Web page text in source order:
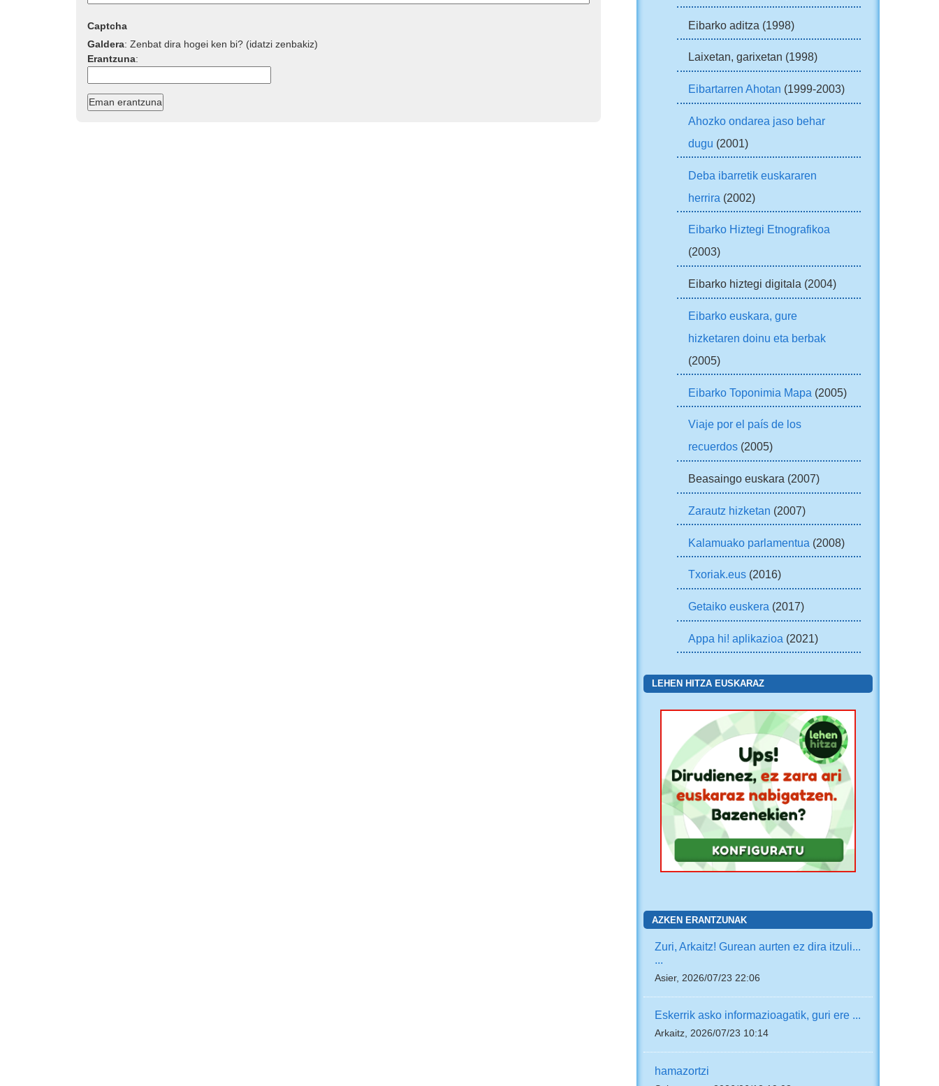
Captcha
Galdera:Zenbat dira hogei ken bi? (idatzi zenbakiz)
Erantzuna:
Eibarko aditza (1998)
Laixetan, garixetan (1998)
Eibartarren Ahotan (1999-2003)
Ahozko ondarea jaso behar
dugu (2001)
Deba ibarretik euskararen
herrira (2002)
Eibarko Hiztegi Etnografikoa
(2003)
Eibarko hiztegi digitala (2004)
Eibarko euskara, gure
hizketaren doinu eta berbak
(2005)
Eibarko Toponimia Mapa (2005)
Viaje por el país de los
recuerdos (2005)
Beasaingo euskara (2007)
Zarautz hizketan (2007)
Kalamuako parlamentua (2008)
Txoriak.eus (2016)
Getaiko euskera (2017)
Appa hi! aplikazioa (2021)
LEHEN HITZA EUSKARAZ
AZKEN ERANTZUNAK
Zuri, Arkaitz! Gurean aurten ez dira itzuli...
...
Asier, 2026/07/23 22:06
Eskerrik asko informazioagatik, guri ere ...
Arkaitz, 2026/07/23 10:14
hamazortzi